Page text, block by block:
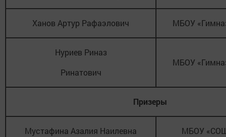
Ханов Артур Рафаэлович МБОУ
Нуриев Риназ
Ринатович
МБОУ
Призеры
Мустафина Азалия Наилевна МБОУ